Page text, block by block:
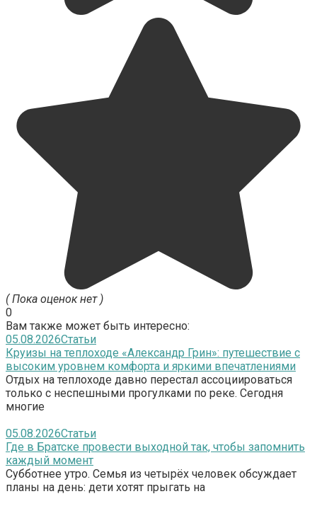
( Пока оценок нет )
0
Вам также может быть интересно:
05.08.2026Статьи
Круизы на теплоходе «Александр Грин»: путешествие с
высоким уровнем комфорта и яркими впечатлениями
Отдых на теплоходе давно перестал ассоциироваться
только с неспешными прогулками по реке. Сегодня
многие
05.08.2026Статьи
Где в Братске провести выходной так, чтобы запомнить
каждый момент
Субботнее утро. Семья из четырёх человек обсуждает
планы на день: дети хотят прыгать на